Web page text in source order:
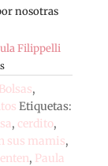
nosotras
Filippelli
Bolsas,
Etiquetas:
, cerdito,
sus mamis,
, Paula